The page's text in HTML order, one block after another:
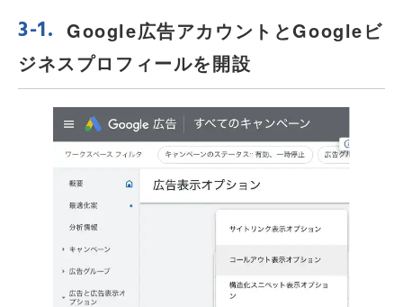
Google広告アカウントとGoogleビ
ジネスプロフィールを開設